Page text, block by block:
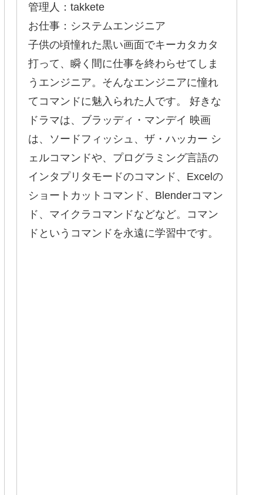
管理人：takkete
お仕事：システムエンジニア
子供の頃憧れた黒い画面でキーカタカタ
打って、瞬く間に仕事を終わらせてしま
うエンジニア。そんなエンジニアに憧れ
てコマンドに魅入られた人です。 好きな
ドラマは、ブラッディ・マンデイ 映画
は、ソードフィッシュ、ザ・ハッカー シ
ェルコマンドや、プログラミング言語の
インタプリタモードのコマンド、Excelの
ショートカットコマンド、Blenderコマン
ド、マイクラコマンドなどなど。コマン
ドというコマンドを永遠に学習中です。